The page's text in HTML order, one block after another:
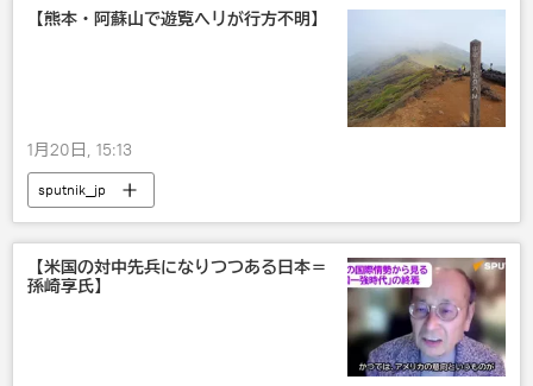
【熊本・阿蘇山で遊覧ヘリが行方不明】
1月20日, 15:13
sputnik_jp
【米国の対中先兵になりつつある日本＝
孫崎享氏】